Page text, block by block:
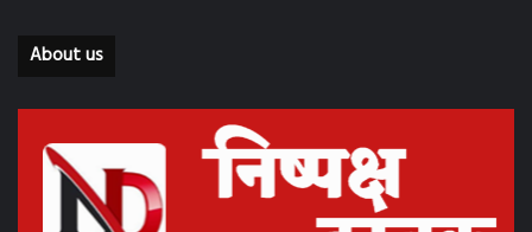
About us